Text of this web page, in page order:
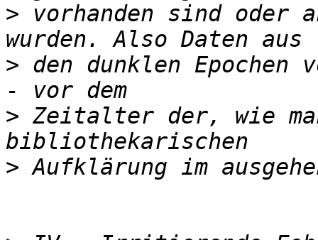
> vorhanden sind oder
> den dunklen Epochen
> Zeitalter der, wie
>